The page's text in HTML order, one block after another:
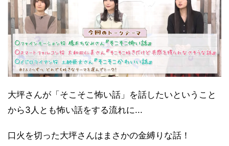
大坪さんが「そこそこ怖い話」を話したいということ
から3人とも怖い話をする流れに...
口火を切った大坪さんはまさかの金縛りな話！